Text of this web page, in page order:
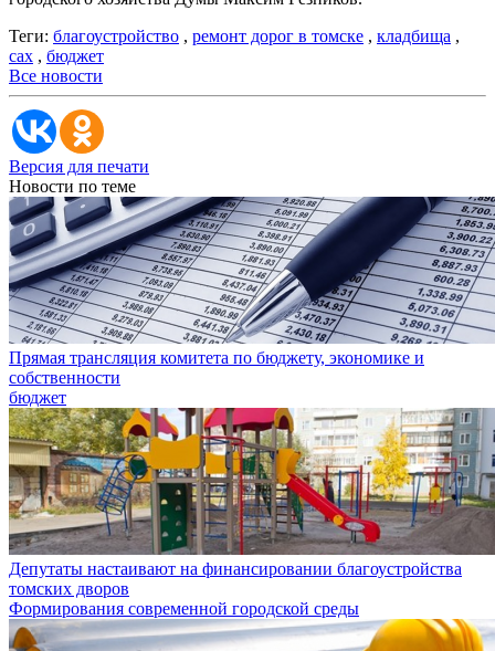
Теги: благоустройство , ремонт дорог в томске , кладбища ,
сах , бюджет
Все новости
Версия для печати
Новости по теме
Прямая трансляция комитета по бюджету, экономике и
собственности
бюджет
Депутаты настаивают на финансировании благоустройства
томских дворов
Формирования современной городской среды